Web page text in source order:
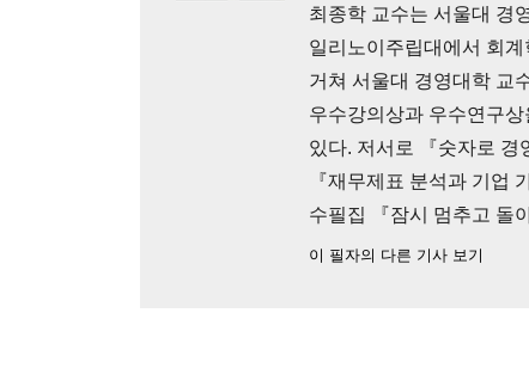
최종학 교수는 서울대 경
일리노이주립대에서 회
거쳐 서울대 경영대학 교
우수강의상과 우수연구
있다. 저서로 『숫자로 경
『재무제표 분석과 기업
수필집 『잠시 멈추고 돌
이 필자의 다른 기사 보기